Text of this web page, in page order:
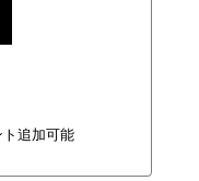
追加可能